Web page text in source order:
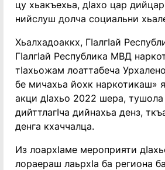
цу хьакъехьа, дIахо цар
нийслуш долча социальни
Хьалхадоаккх, ГIалгIай
ГIалгIай Республика МВД
тIахьожам лоаттабеча
бе мичахьа йохк наркотикаш»
акци дIахьо 2022 шера, тушола
дийттлагIча дийнахьа денз,
денга кхаччалца.
Из лоархIаме мероприяти
лораераш лаьрхIа ба региона